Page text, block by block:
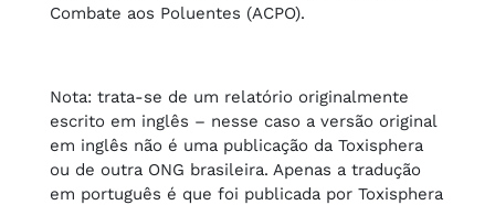
Combate aos Poluentes (ACPO).
Nota: trata-se de um relatório originalmente
escrito em inglês – nesse caso a versão original
em inglês não é uma publicação da Toxisphera
ou de outra ONG brasileira. Apenas a tradução
em português é que foi publicada por Toxisphera